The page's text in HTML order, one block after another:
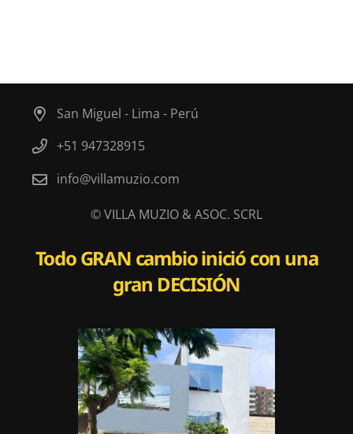
San Miguel - Lima - Perú
+51 947328915
info@villamuzio.com
© VILLA MUZIO & ASOC. SCRL
TodoGRAN cambio inició con una
gran DECISIÓN